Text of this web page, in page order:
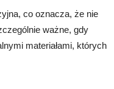
co oznacza, że nie
ważne, gdy
materiałami, których